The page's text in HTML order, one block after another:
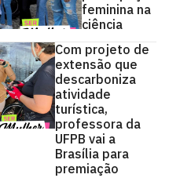
feminina na
ciência
Com projeto de
extensão que
descarboniza
atividade
turística,
professora da
UFPB vai a
Brasília para
premiação